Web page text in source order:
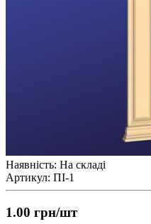
Наявність: На складі
Артикул: ПІ-1
1.00 грн/шт